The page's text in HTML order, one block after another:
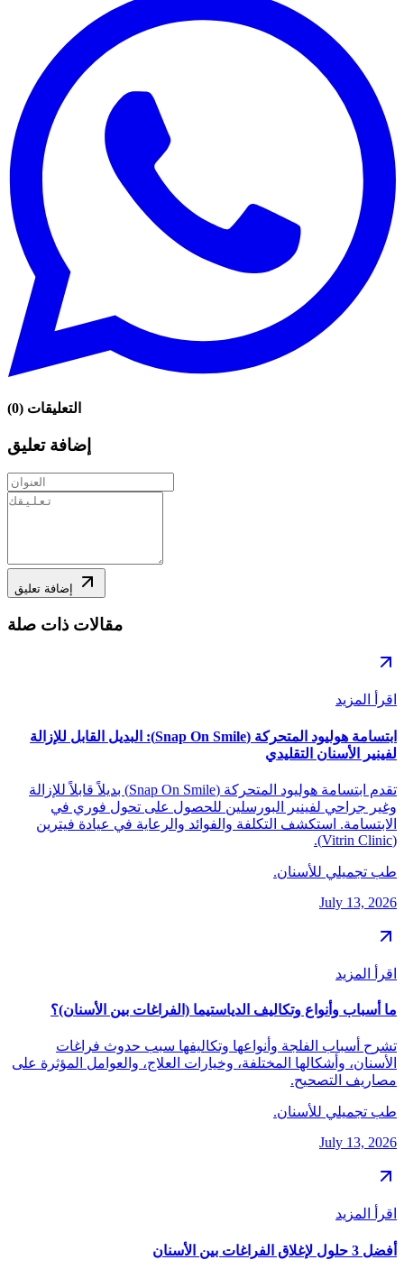
التعليقات (
0
)
إضافة تعليق
إضافة تعليق
مقالات ذات صلة
اقرأ المزيد
ابتسامة هوليود المتحركة (Snap On Smile): البديل القابل للإزالة
لفينير الأسنان التقليدي
تقدم ابتسامة هوليود المتحركة (Snap On Smile) بديلاً قابلاً للإزالة
وغير جراحي لفينير البورسلين للحصول على تحول فوري في
الابتسامة. استكشف التكلفة والفوائد والرعاية في عيادة فيترين
(Vitrin Clinic).
طب تجميلي للأسنان.
July 13, 2026
اقرأ المزيد
ما أسباب وأنواع وتكاليف الدياستيما (الفراغات بين الأسنان)؟
تشرح أسباب الفلجة وأنواعها وتكاليفها سبب حدوث فراغات
الأسنان، وأشكالها المختلفة، وخيارات العلاج، والعوامل المؤثرة على
مصاريف التصحيح.
طب تجميلي للأسنان.
July 13, 2026
اقرأ المزيد
أفضل 3 حلول لإغلاق الفراغات بين الأسنان